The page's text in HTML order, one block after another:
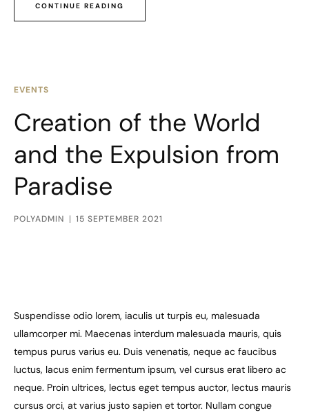
CONTINUE READING
EVENTS
Creation of the World
and the Expulsion from
Paradise
POLYADMIN 15 SEPTEMBER 2021
Suspendisse odio lorem, iaculis ut turpis eu, malesuada
ullamcorper mi. Maecenas interdum malesuada mauris, quis
tempus purus varius eu. Duis venenatis, neque ac faucibus
luctus, lacus enim fermentum ipsum, vel cursus erat libero ac
neque. Proin ultrices, lectus eget tempus auctor, lectus mauris
cursus orci, at varius justo sapien et tortor. Nullam congue